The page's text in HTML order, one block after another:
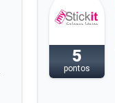
5
pontos